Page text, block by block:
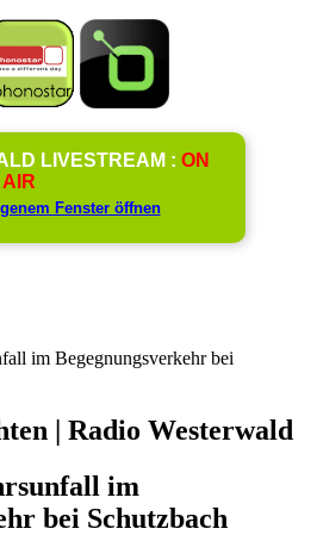
LIVESTREAM : ON
AIR
Fenster öffnen
im Begegnungsverkehr bei
| Radio Westerwald
im
bei Schutzbach